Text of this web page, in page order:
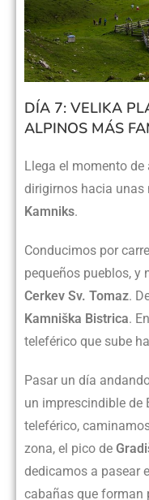
DÍA 7: VELIKA
ALPINOS MÁS
Llega el momento
dirigirnos hacia unas
Kamniks.
Conducimos por
pequeños pueblos, y
Cerkev Sv. Tomaz.
Kamniška Bistrica.
teleférico que sube
Pasar un día
un imprescindible de
teleférico,
zona, el pico de
dedicamos a pasear
cabañas que forman